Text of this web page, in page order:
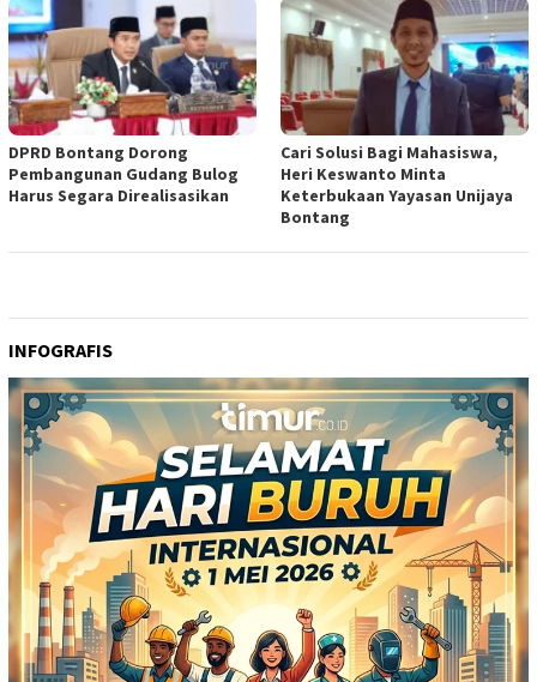
DPRD Bontang Dorong
Pembangunan Gudang Bulog
Harus Segara Direalisasikan
Cari Solusi Bagi Mahasiswa,
Heri Keswanto Minta
Keterbukaan Yayasan Unijaya
Bontang
INFOGRAFIS